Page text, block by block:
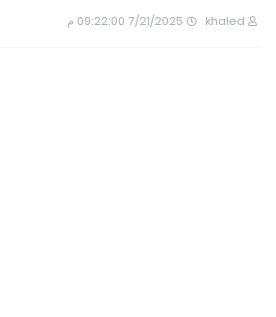
khaled 7/21/2025 09:22:00 م